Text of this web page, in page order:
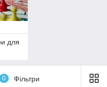
для
0 Фільтри